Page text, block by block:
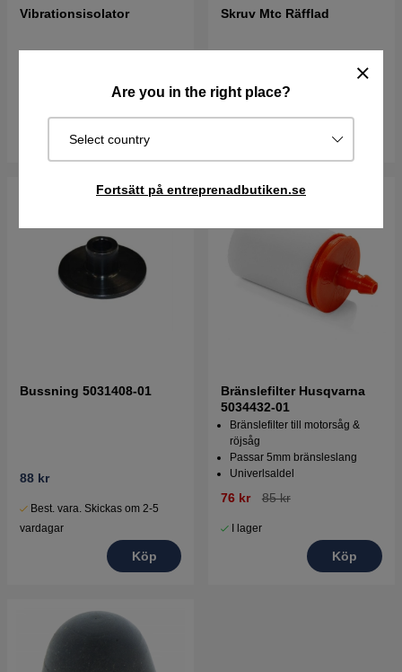
Are you in the right place?
Select country
Fortsätt på entreprenadbutiken.se
Vibrationsisolator
Best. vara. Skickas om 2-5
Köp
Skruv Mtc Räfflad
Köp
Bussning 5031408-01
88 kr
Best. vara. Skickas om 2-5
vardagar
Köp
Bränslefilter Husqvarna
5034432-01
Bränslefilter till motorsåg &
röjsåg
Passar 5mm bränsleslang
Univerlsaldel
76 kr 85 kr
I lager
Köp